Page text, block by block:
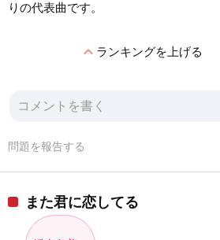
りの代表曲です。
expand_lessランキングを上げる
問題を報告する
また君に恋してる